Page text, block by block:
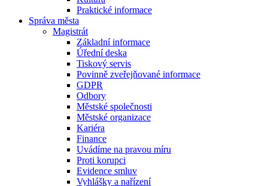
Praktické informace
Správa města
Magistrát
Základní informace
Úřední deska
Tiskový servis
Povinně zveřejňované informace
GDPR
Odbory
Městské společnosti
Městské organizace
Kariéra
Finance
Uvádíme na pravou míru
Proti korupci
Evidence smluv
Vyhlášky a nařízení